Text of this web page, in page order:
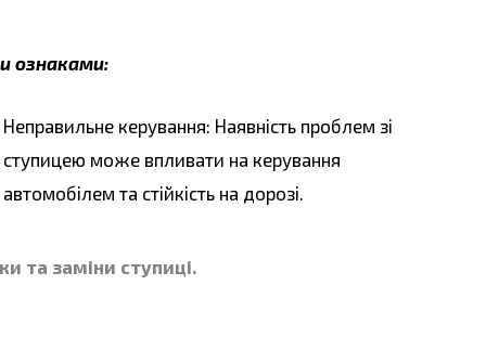
ознаками:
Неправильне керування: Наявність проблем зі
ступицею може впливати на керування
автомобілем та стійкість на дорозі.
та заміни ступиці.